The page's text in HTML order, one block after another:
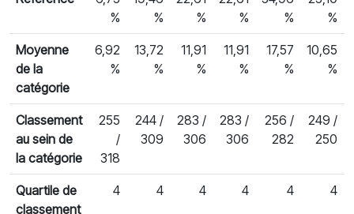
%
%
%
%
%
%
Moyenne
de la
catégorie
6,92
%
13,72
%
11,91
%
11,91
%
17,57
%
10,65
%
Classement
au sein de
la catégorie
255
/
318
244 /
309
283 /
306
283 /
306
256 /
282
249 /
250
Quartile de
classement
4 4 4 4 4 4